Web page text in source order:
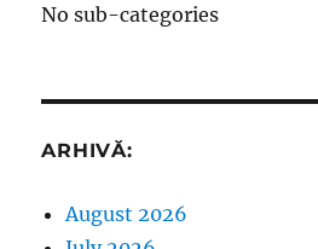
No sub-categories
ARHIVĂ:
August 2026